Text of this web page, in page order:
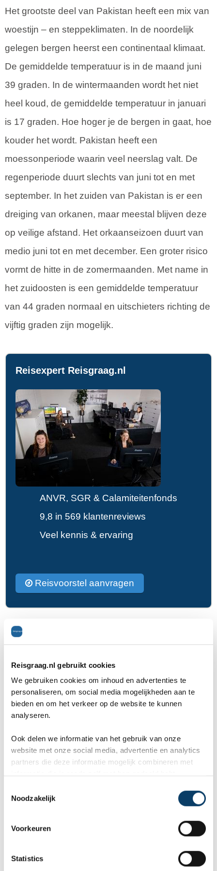
Reisgraag.nl gebruikt cookies
We gebruiken cookies om inhoud en advertenties te
personaliseren, om social media mogelijkheden aan te
bieden en om het verkeer op de website te kunnen
analyseren.
Ook delen we informatie van het gebruik van onze
website met onze social media, advertentie en analytics
partners die deze informatie mogelijk combineren met
Noodzakelijk
Voorkeuren
Statistics
Het grootste deel van Pakistan heeft een mix van
woestijn – en steppeklimaten. In de noordelijk
gelegen bergen heerst een continentaal klimaat.
De gemiddelde temperatuur is in de maand juni
39 graden. In de wintermaanden wordt het niet
heel koud, de gemiddelde temperatuur in januari
is 17 graden. Hoe hoger je de bergen in gaat, hoe
kouder het wordt. Pakistan heeft een
moessonperiode waarin veel neerslag valt. De
regenperiode duurt slechts van juni tot en met
september. In het zuiden van Pakistan is er een
dreiging van orkanen, maar meestal blijven deze
op veilige afstand. Het orkaanseizoen duurt van
medio juni tot en met december. Een groter risico
vormt de hitte in de zomermaanden. Met name in
het zuidoosten is een gemiddelde temperatuur
van 44 graden normaal en uitschieters richting de
vijftig graden zijn mogelijk.
Reisexpert Reisgraag.nl
ANVR, SGR & Calamiteitenfonds
9,8 in 569 klantenreviews
Veel kennis & ervaring
Reisvoorstel aanvragen
Belangrijke telefoonnummers
Ambulance: 115
Brandweer:16
Politie:
Offerteformulier
Vertel ons uw vakantie wensen. Onze
reisexperts maken gratis en vrijblijvend een
9,8 in 569 klantenreviews